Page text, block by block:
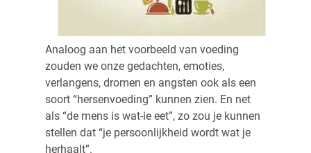
Analoog aan het voorbeeld van voeding
zouden we onze gedachten, emoties,
verlangens, dromen en angsten ook als een
soort “hersenvoeding” kunnen zien. En net
als “de mens is wat-ie eet”, zo zou je kunnen
stellen dat “je persoonlijkheid wordt wat je
herhaalt”.